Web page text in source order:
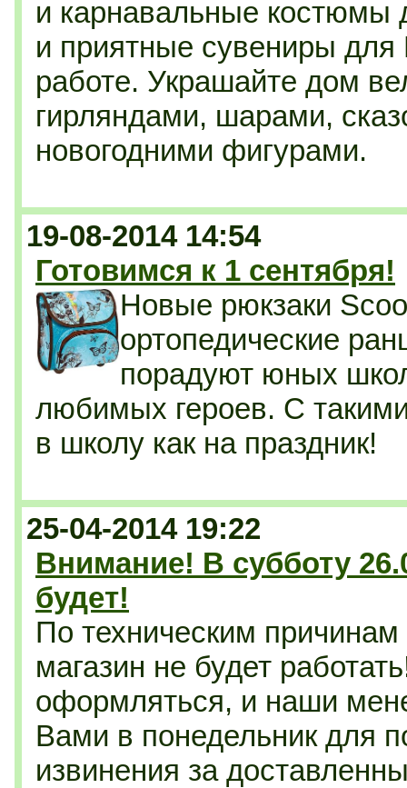
и карнавальные костюмы
и приятные сувениры для
работе. Украшайте дом
гирляндами, шарами,
новогодними фигурами.
19-08-2014 14:54
Готовимся к 1 сентября!
Новые рюкзаки
ортопедические
порадуют юных
любимых героев. С
в школу как на праздник!
25-04-2014 19:22
Внимание! В субботу
будет!
По техническим
магазин не будет
оформляться, и наши
Вами в понедельник для
извинения за